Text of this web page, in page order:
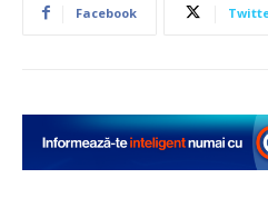
Facebook